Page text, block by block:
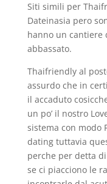
Siti simili per
Dateinasia pero
hanno un cantiere
abbassato.
Thaifriendly al
assurdo che in
il accaduto
un po’ il nostro
sistema con modo
dating tuttavia
perche per detta
se ci piacciono le